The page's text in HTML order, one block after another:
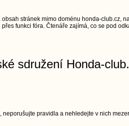
stránek mimo doménu honda-club.cz,
funkci fóra. Čtenáře zajímá, co se pod
sdružení Honda-
pravidla a nehledejte v nich